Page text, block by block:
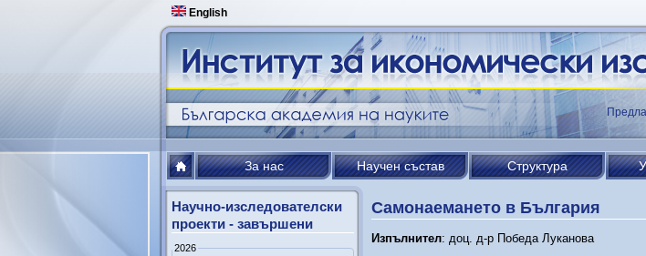
English
За нас Научен състав Структура
Научно-изследователски
проекти - завършени
2026
Самонаемането в България
Изпълнител: доц. д-р Победа Луканова